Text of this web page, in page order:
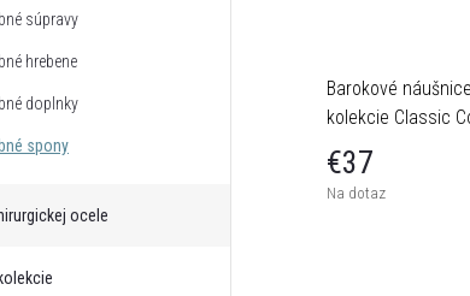
súpravy
hrebene
doplnky
spony
ocele
Colibra - postriebrené
4 ks
Barokové
kolekcie Classic
postriebrené
€37
Na dotaz